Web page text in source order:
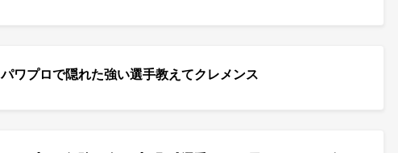
パワプロで隠れた強い選手教えてクレメンス